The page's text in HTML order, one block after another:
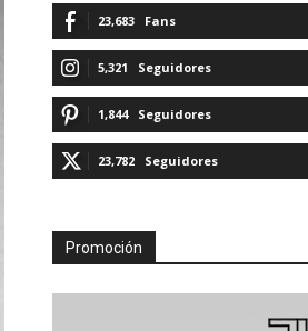
23,683 Fans
5,321 Seguidores
1,844 Seguidores
23,782 Seguidores
Promoción